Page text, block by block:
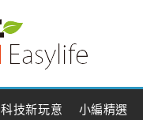
科技新玩意 小編精選